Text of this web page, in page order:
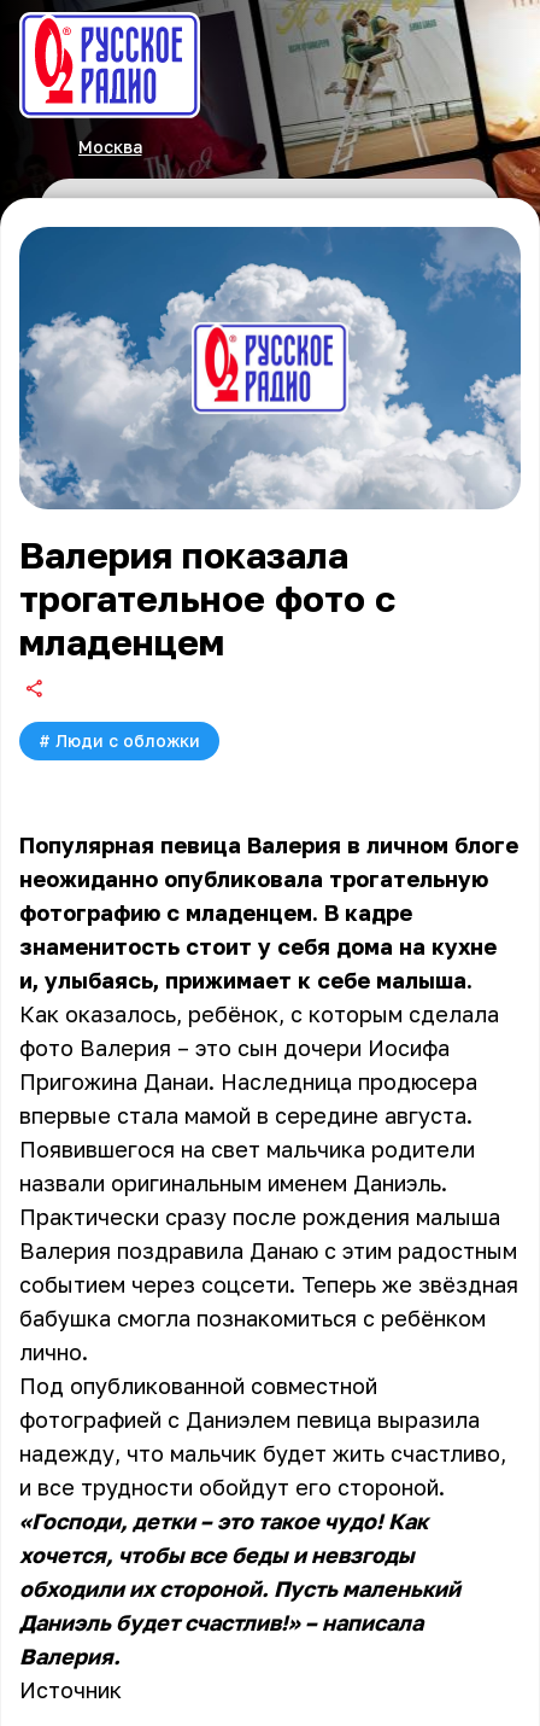
Москва
Валерия показала
трогательное фото с
младенцем
# Люди с обложки
Популярная певица Валерия в личном блоге
неожиданно опубликовала трогательную
фотографию с младенцем. В кадре
знаменитость стоит у себя дома на кухне
и, улыбаясь, прижимает к себе малыша.
Как оказалось, ребёнок, с которым сделала
фото Валерия – это сын дочери Иосифа
Пригожина Данаи. Наследница продюсера
впервые стала мамой в середине августа.
Появившегося на свет мальчика родители
назвали оригинальным именем Даниэль.
Практически сразу после рождения малыша
Валерия поздравила Данаю с этим радостным
событием через соцсети. Теперь же звёздная
бабушка смогла познакомиться с ребёнком
лично.
Под опубликованной совместной
фотографией с Даниэлем певица выразила
надежду, что мальчик будет жить счастливо,
и все трудности обойдут его стороной.
«Господи, детки – это такое чудо! Как
хочется, чтобы все беды и невзгоды
обходили их стороной. Пусть маленький
Даниэль будет счастлив!» – написала
Валерия.
Источник